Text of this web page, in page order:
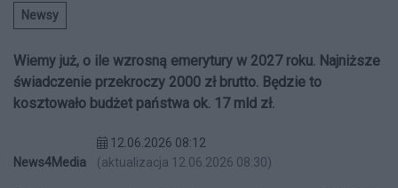
Newsy
Wiemy już, o ile wzrosną emerytury w 2027 roku. Najniższe
świadczenie przekroczy 2000 zł brutto. Będzie to
kosztowało budżet państwa ok. 17 mld zł.
News4Media
12.06.2026 08:12
(aktualizacja 12.06.2026 08:30)